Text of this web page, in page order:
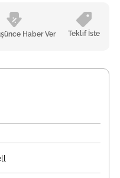
Haber Ver Teklif İste